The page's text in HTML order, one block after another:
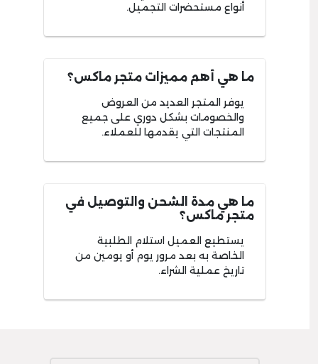
أنواع مستحضرات التجميل.
ما هي أهم مميزات متجر ماكس؟
يوفر المتجر العديد من العروض
والخصومات بشكل دوري على جميع
المنتجات التي يقدمها للعملاء.
ما هي مدة الشحن والتوصيل في
متجر ماكس؟
يستطيع العميل استلام الطلبية
الخاصة به بعد مرور يوم أو يومين من
تاريخ عملية الشراء.